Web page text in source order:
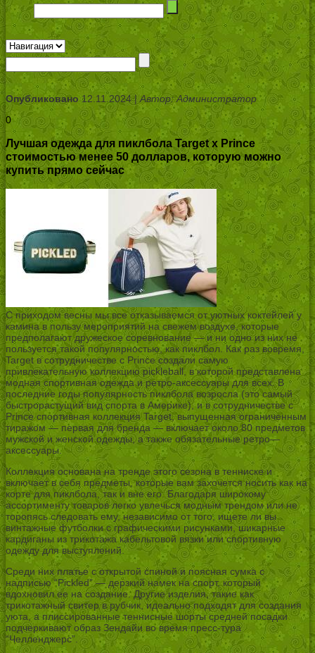
Опубликовано12.11.2024 | Автор: Администратор
0
Лучшая одежда для пиклбола Target x Prince
стоимостью менее 50 долларов, которую можно
купить прямо сейчас
С приходом весны мы все отказываемся от уютных коктейлей у
камина в пользу мероприятий на свежем воздухе, которые
предполагают дружеское соревнование — и ни одно из них не
пользуется такой популярностью, как пиклбол. Как раз вовремя,
Target в сотрудничестве с Prince создали самую
привлекательную коллекцию pickleball, в которой представлена
модная спортивная одежда и ретро-аксессуары для всех. В
последние годы популярность пиклбола возросла (это самый
быстрорастущий вид спорта в Америке), и в сотрудничестве с
Prince спортивная коллекция Target, выпущенная ограниченным
тиражом — первая для бренда — включает около 80 предметов
мужской и женской одежды, а также обязательные ретро—
аксессуары.
Коллекция основана на тренде этого сезона в тенниске и
включает в себя предметы, которые вам захочется носить как на
корте для пиклбола, так и вне его. Благодаря широкому
ассортименту товаров легко увлечься модным трендом или не
торопясь следовать ему, независимо от того, ищете ли вы
винтажные футболки с графическими рисунками, шикарные
кардиганы из трикотажа кабельтовой вязки или спортивную
одежду для выступлений.
Среди них платье с открытой спиной и поясная сумка с
надписью “Pickled” — дерзкий намек на спорт, который
вдохновил ее на создание. Другие изделия, такие как
трикотажный свитер в рубчик, идеально подходят для создания
уюта, а плиссированные теннисные шорты средней посадки
подчеркивают образ Зендайи во время пресс-тура
“Челленджерс”.